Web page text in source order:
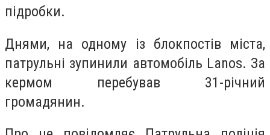
підробки.
Днями, на одному із блокпостів міста,
патрульні зупинили автомобіль Lanos. За
кермом перебував 31-річний
громадянин.